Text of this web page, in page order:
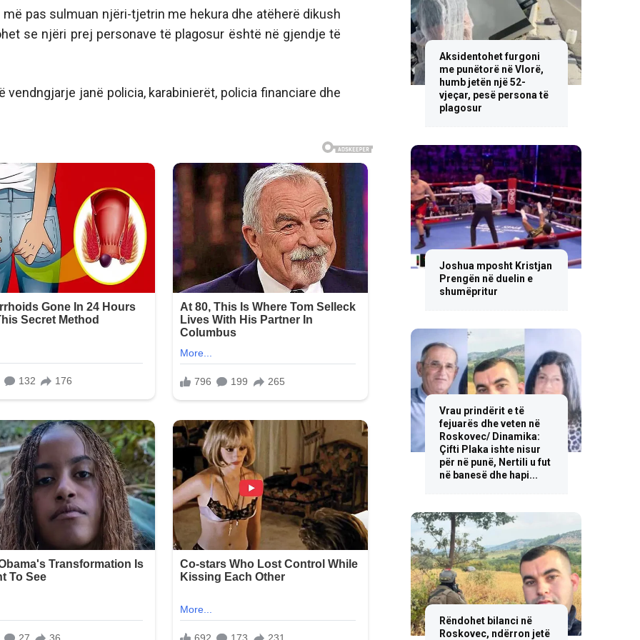
pas sulmuan njëri-tjetrin me hekura dhe atëherë dikush
se njëri prej personave të plagosur është në gjendje të
vendngjarje janë policia, karabinierët, policia financiare dhe
Aksidentohet furgoni
me punëtorë në Vlorë,
humb jetën një 52-
vjeçar, pesë persona të
plagosur
Joshua mposht Kristjan
Prengën në duelin e
shumëpritur
Vrau prindërit e të
fejuarës dhe veten në
Roskovec/ Dinamika:
Çifti Plaka ishte nisur
për në punë, Nertili u fut
në banesë dhe hapi...
Rëndohet bilanci në
Roskovec, ndërron jetë